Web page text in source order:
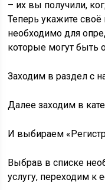
– их вы получили,
Теперь укажите
необходимо для
которые могут быть
Заходим в раздел с
Далее заходим в
И выбираем
Выбрав в списке
услугу, переходим